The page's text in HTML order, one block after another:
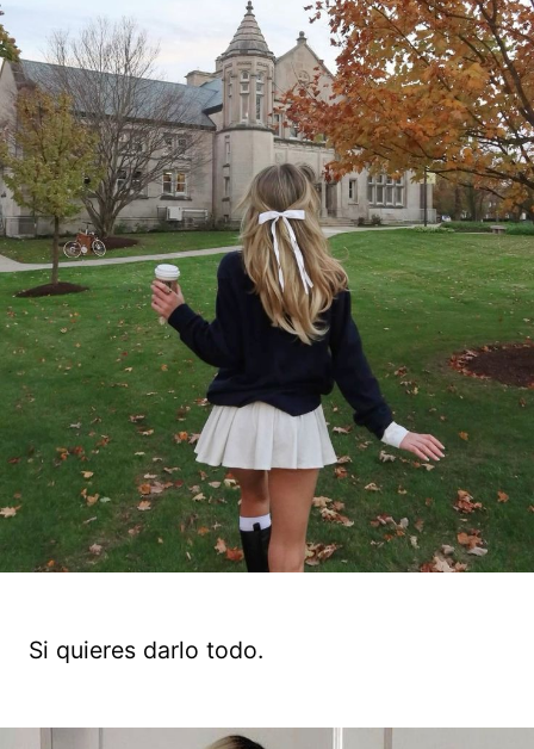
Si quieres darlo todo.